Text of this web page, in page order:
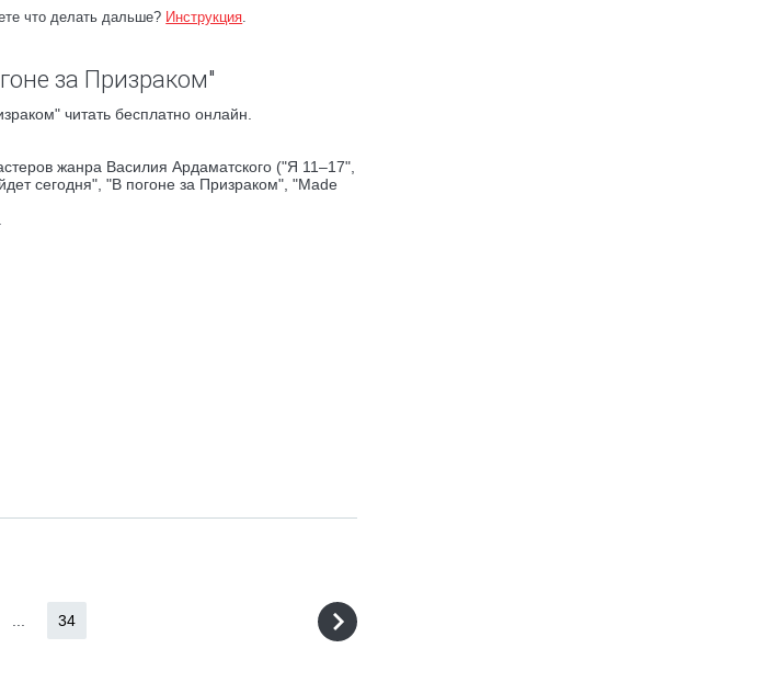
что делать дальше? Инструкция.
за Призраком"
читать бесплатно онлайн.
жанра Василия Ардаматского ("Я 11–17",
сегодня", "В погоне за Призраком", "Made
34